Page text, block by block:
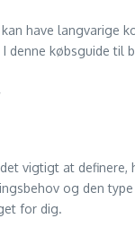
have langvarige
denne købsguide
vigtigt at
og den
for dig.